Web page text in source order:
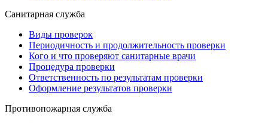
Санитарная служба
Виды проверок
Периодичность и продолжительность проверки
Кого и что проверяют санитарные врачи
Процедура проверки
Ответственность по результатам проверки
Оформление результатов проверки
Противопожарная служба